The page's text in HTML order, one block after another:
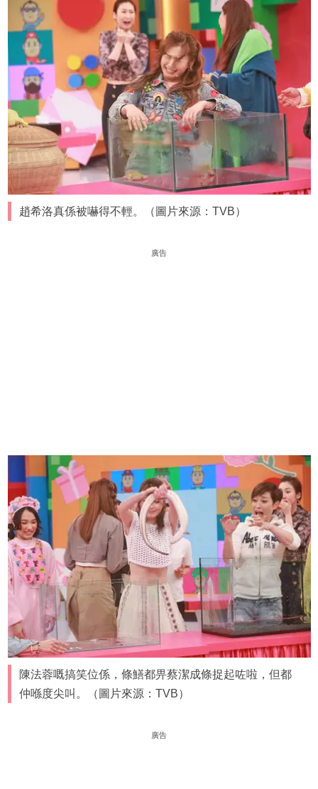
趙希洛真係被嚇得不輕。（圖片來源：TVB）
廣告
陳法蓉嘅搞笑位係，條鱔都畀蔡潔成條捉起咗啦，但都
仲喺度尖叫。（圖片來源：TVB）
廣告